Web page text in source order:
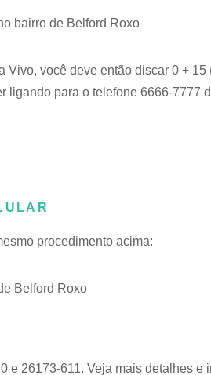
bairro de Belford Roxo
Vivo, você deve então discar 0 +
ligando para o telefone 6666-7777
procedimento acima:
Belford Roxo
e 26173-611. Veja mais detalhes e